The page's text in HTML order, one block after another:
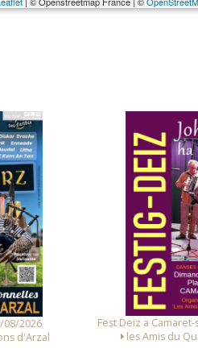
Fest Deiz a Camaret-sur-Mer le
les Amis du Quartier St